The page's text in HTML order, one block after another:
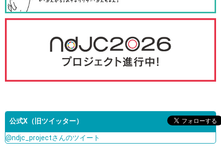
公式X（旧ツイッター）
@ndjc_projectさんのツイート